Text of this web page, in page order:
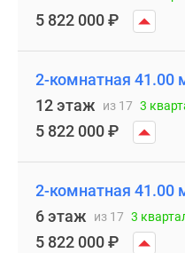
5 822 000₽
2-комнатная 41.00
12 этаж из 17 3
5 822 000₽
2-комнатная 41.00
6 этаж из 17 3
5 822 000₽